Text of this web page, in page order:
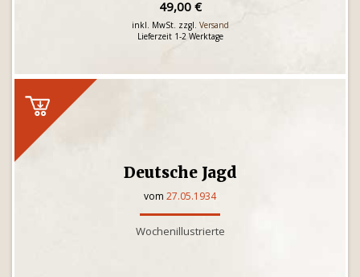
49,00 €
inkl. MwSt. zzgl. Versand
Lieferzeit 1-2 Werktage
Deutsche Jagd
vom 27.05.1934
Wochenillustrierte